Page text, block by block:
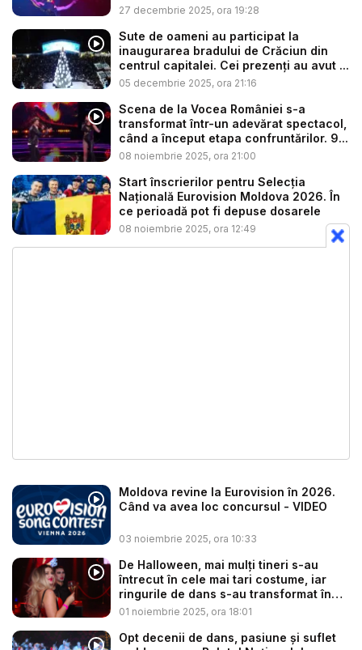
27 decembrie 2025, ora 19:28
Sute de oameni au participat la
inaugurarea bradului de Crăciun din
centrul capitalei. Cei prezenți au avut ...
05 decembrie 2025, ora 21:16
Scena de la Vocea României s-a
transformat într-un adevărat spectacol,
când a început etapa confruntărilor. 9...
08 noiembrie 2025, ora 21:00
Start înscrierilor pentru Selecţia
Naţională Eurovision Moldova 2026. În
ce perioadă pot fi depuse dosarele
08 noiembrie 2025, ora 12:49
Moldova revine la Eurovision în 2026.
Când va avea loc concursul - VIDEO
03 noiembrie 2025, ora 10:33
De Halloween, mai mulți tineri s-au
întrecut în cele mai tari costume, iar
ringurile de dans s-au transformat în
s...
01 noiembrie 2025, ora 18:01
Opt decenii de dans, pasiune și suflet